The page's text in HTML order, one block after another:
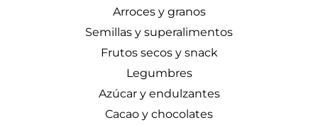
Arroces y granos
Semillas y superalimentos
Frutos secos y snack
Legumbres
Azúcar y endulzantes
Cacao y chocolates